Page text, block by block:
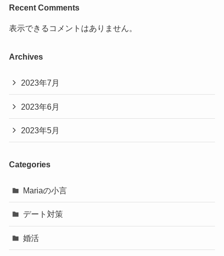
Recent Comments
表示できるコメントはありません。
Archives
2023年7月
2023年6月
2023年5月
Categories
Mariaの小言
デート対策
婚活